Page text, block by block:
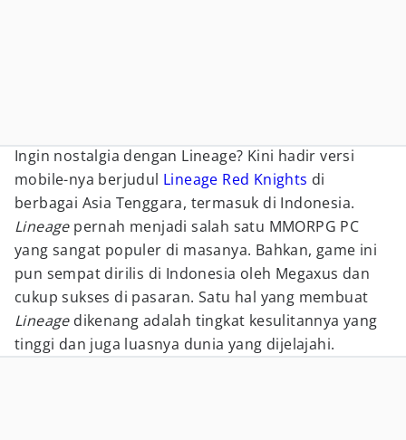
Ingin nostalgia dengan Lineage? Kini hadir versi
mobile-nya berjudul Lineage Red Knights di
berbagai Asia Tenggara, termasuk di Indonesia.
Lineagepernah menjadi salah satu MMORPG PC
yang sangat populer di masanya. Bahkan, game ini
pun sempat dirilis di Indonesia oleh Megaxus dan
cukup sukses di pasaran. Satu hal yang membuat
Lineagedikenang adalah tingkat kesulitannya yang
tinggi dan juga luasnya dunia yang dijelajahi.